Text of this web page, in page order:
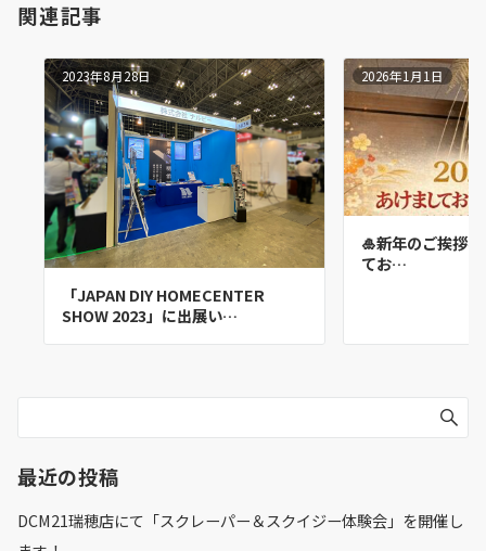
関連記事
2023年8月28日
「JAPAN DIY HOMECENTER
SHOW 2023」に出展い…
2026年1月1日
🎍新年のご挨拶
てお…
最近の投稿
DCM21瑞穂店にて「スクレーパー＆スクイジー体験会」を開催し